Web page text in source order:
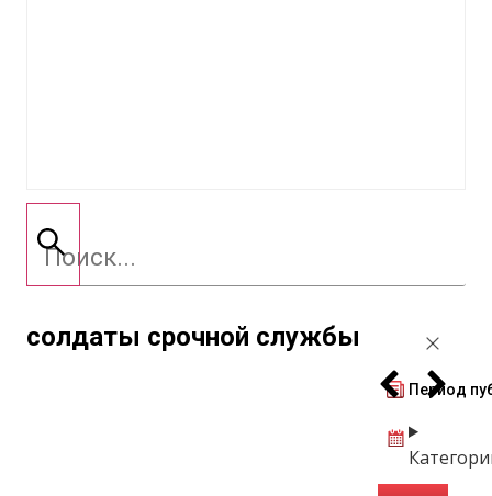
солдаты срочной службы
Период